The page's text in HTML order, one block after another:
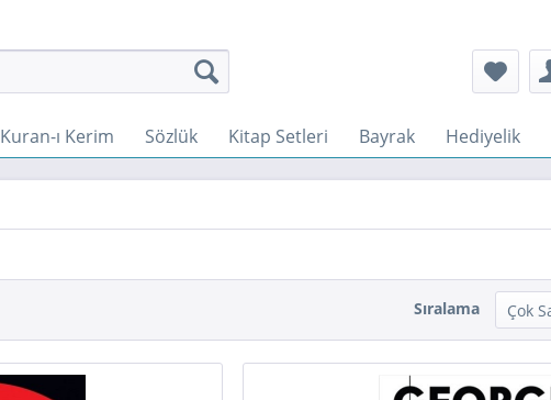
Kuran-ı Kerim Sözlük Kitap Setleri Bayrak Hediyelik
Sıralama